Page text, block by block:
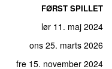
FØRST SPILLET
lør 11. maj 2024
ons 25. marts 2026
fre 15. november 2024